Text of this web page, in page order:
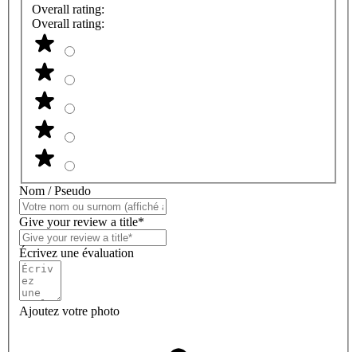
Overall rating:
Overall rating:
Nom / Pseudo
Give your review a title*
Écrivez une évaluation
Ajoutez votre photo